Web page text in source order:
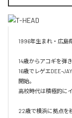
1996年生まれ・広島
14歳からアコギを弾
16歳でレゲエDEE-
開始。
高校時代は積極的に
22歳で横浜に拠点を